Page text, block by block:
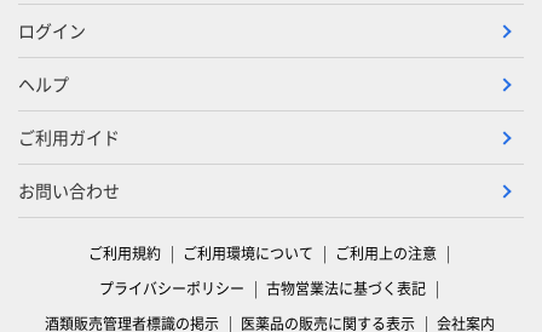
ログイン
ヘルプ
ご利用ガイド
お問い合わせ
ご利用規約 ご利用環境について
ご利用上の注意
プライバシーポリシー
古物営業法に基づく表記
酒類販売管理者標識の掲示
医薬品の販売に関する表示 会社案内